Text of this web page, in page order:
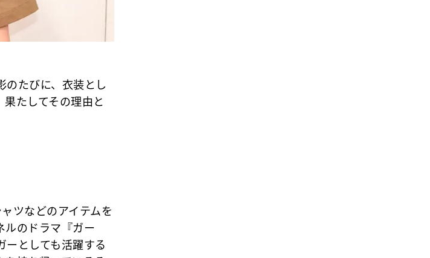
たびに、衣装とし
たしてその理由と
ツなどのアイテムを
ルのドラマ『ガー
としても活躍する